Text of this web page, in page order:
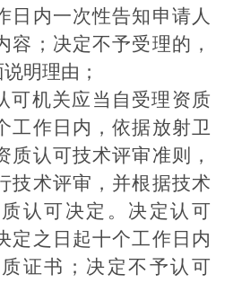
日内一次性告知申请人
容；决定不予受理的，
明理由；
可机关应当自受理资质
工作日内，依据放射卫
质认可技术评审准则，
技术评审，并根据技术
认可决定。决定认可
定之日起十个工作日内
证书；决定不予认可